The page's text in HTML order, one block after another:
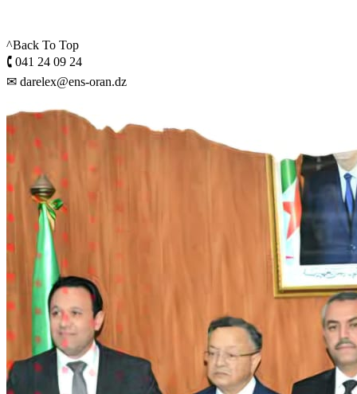
^Back To Top
🕻 041 24 09 24
✉ darelex@ens-oran.dz